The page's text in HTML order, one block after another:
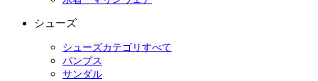
シューズ
シューズカテゴリすべて
パンプス
サンダル